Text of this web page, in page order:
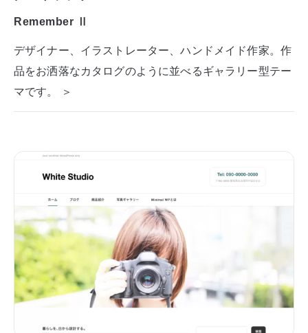
Remember Ⅱ
デザイナー、イラストレーター、ハンドメイド作家。作
品をお洒落なカタログのように並べるギャラリー型テー
マです。 ＞